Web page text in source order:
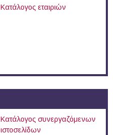
Κατάλογος εταιριών
Κατάλογος συνεργαζόμενων
ιστοσελίδων